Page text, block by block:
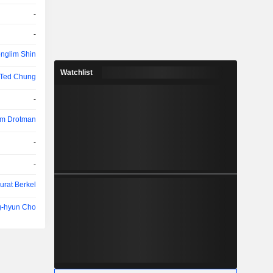
-
-
Shin
Ted Chung
-
Drotman
-
-
Berkel
hyun Cho
Watchlist